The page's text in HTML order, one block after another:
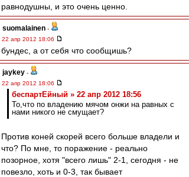
равнодушны, и это очень ценно.
suomalainen -
22 апр 2012 18:06
бундес, а от себя что сообщишь?
jaykey -
22 апр 2012 18:06
беспартЕйный » 22 апр 2012 18:56
То,что по владению мячом онжи на равных с
нами никого не смущает?
Против коней скорей всего больше владели и
что? По мне, то поражение - реально
позорное, хотя "всего лишь" 2-1, сегодня - не
повезло, хоть и 0-3, так бывает